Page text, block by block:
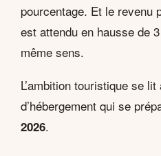
pourcentage. Et le revenu
est attendu en hausse de
même sens.
L’ambition touristique se
d’hébergement qui se
2026.